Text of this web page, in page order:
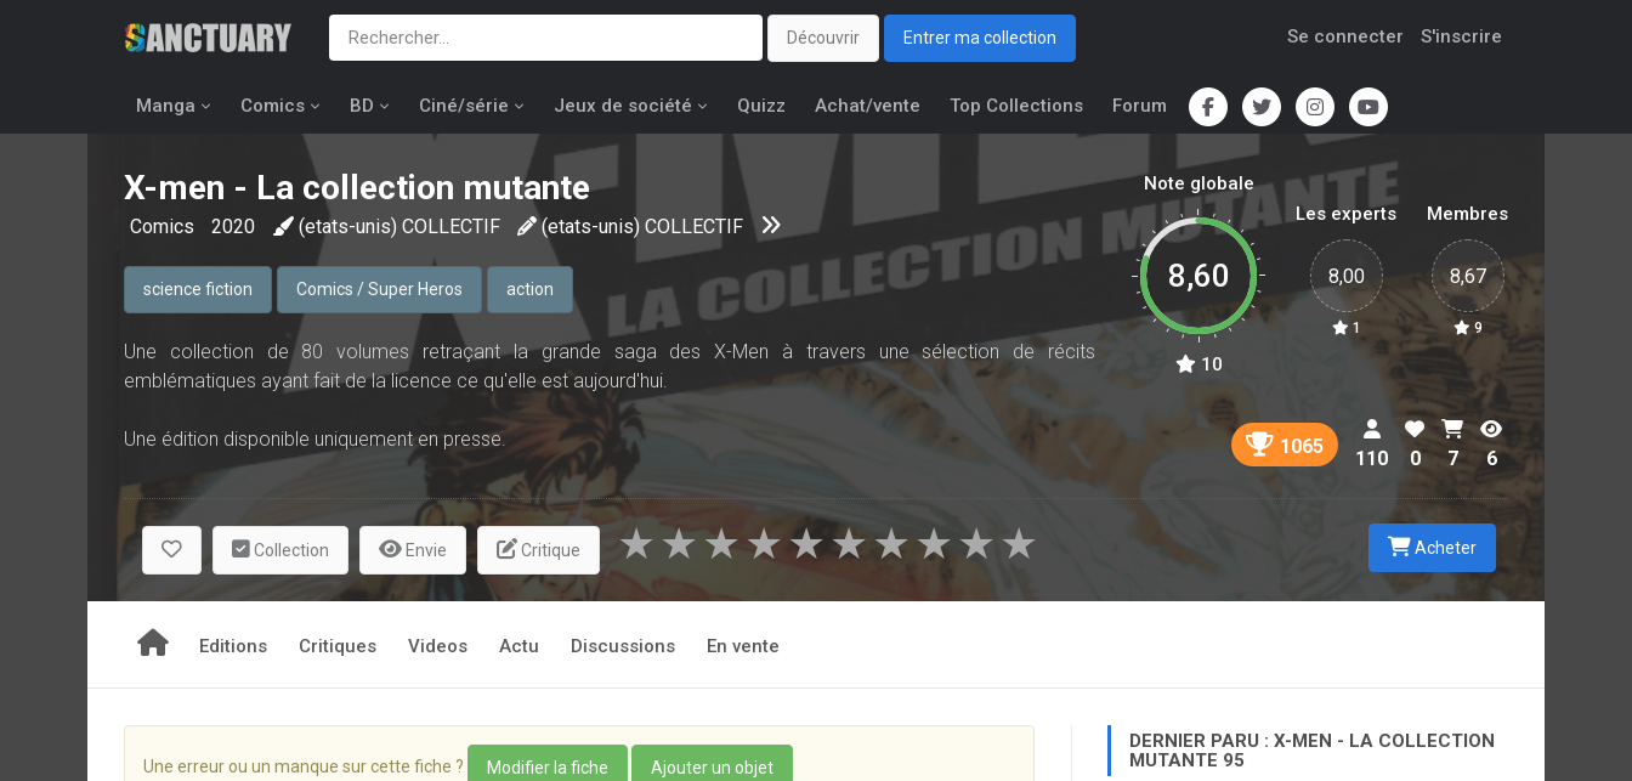
Découvrir Entrer ma collection Se connecter S'inscrire
Manga Comics BD Ciné/série Jeux de société Quizz Achat/vente Top Collections Forum
X-men - La collection mutante
Comics 2020 (etats-unis) COLLECTIF (etats-unis) COLLECTIF
science fiction Comics / Super Heros action
Une collection de 80 volumes retraçant la grande saga des X-Men à travers une sélection de récits
emblématiques ayant fait de la licence ce qu'elle est aujourd'hui.
Une édition disponible uniquement en presse.
Note globale
8,60
10
Les experts
8,00
1
Membres
8,67
9
1065
110 0 7 6
Collection Envie Critique ★
★
★
★
★
★
★
★
★
★ Acheter
Editions Critiques Videos Actu Discussions En vente
Une erreur ou un manque sur cette fiche ? Modifier la fiche Ajouter un objet
DERNIER PARU : X-MEN - LA COLLECTION
MUTANTE 95